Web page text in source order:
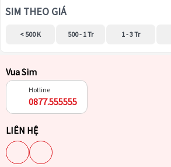
SIM THEO GIÁ
< 500 K 500 - 1 Tr 1 - 3 Tr
Vua Sim
Hotline
0877.555555
LIÊN HỆ